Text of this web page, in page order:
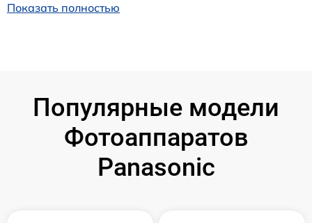
Показать полностью
Популярные модели
Фотоаппаратов
Panasonic